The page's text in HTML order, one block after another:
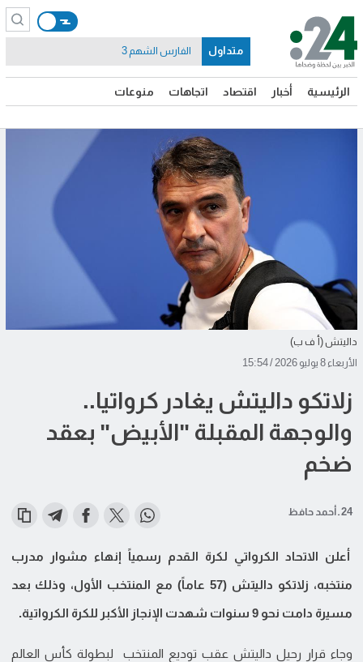
الرئيسية أخبار اقتصاد اتجاهات منوعات
متداول الفارس الشهم 3
داليتش (أ ف ب)
الأربعاء 8 يوليو 2026 / 15:54
زلاتكو داليتش يغادر كرواتيا..
والوجهة المقبلة "الأبيض" بعقد
ضخم
24 ـ أحمد حافظ
أعلن الاتحاد الكرواتي لكرة القدم رسمياً إنهاء مشوار مدرب
منتخبه، زلاتكو داليتش (57 عاماً) مع المنتخب الأول، وذلك بعد
مسيرة دامت نحو 9 سنوات شهدت الإنجاز الأكبر للكرة الكرواتية.
وجاء قرار رحيل داليتش عقب توديع المنتخب لبطولة كأس العالم